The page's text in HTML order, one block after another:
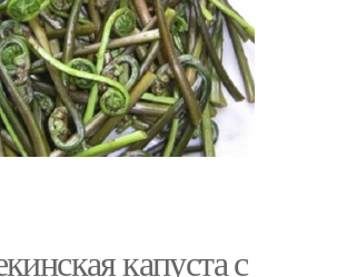
капуста с